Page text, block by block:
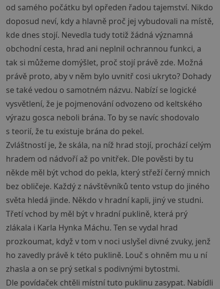
od samého počátku byl opředen řadou tajemství. Nikdo
doposud neví, kdy a hlavně proč jej vybudovali na místě,
kde dnes stojí. Nevedla tudy totiž žádná významná
obchodní cesta, hrad ani neplnil ochrannou funkci, a
tak si můžeme domýšlet, proč stojí právě zde. Možná
právě proto, aby v něm bylo uvnitř cosi ukryto? Dohady
se také vedou o samotném názvu. Nabízí se logické
vysvětlení, že je pojmenování odvozeno od keltského
výrazu gosca neboli brána. To by se navíc shodovalo
s teorií, že tu existuje brána do pekel.
Zvláštností je, že skála, na níž hrad stojí, prochází celým
hradem od nádvoří až po vnitřek. Dle pověsti by tu
někde měl být vchod do pekla, který střeží černý mnich
bez obličeje. Každý z návštěvníků tento vstup do jiného
světa hledá jinde. Někdo v hradní kapli, jiný ve studni.
Třetí vchod by měl být v hradní puklině, která prý
zlákala i Karla Hynka Máchu. Ten se vydal hrad
prozkoumat, když v tom v noci uslyšel divné zvuky, jenž
ho zavedly právě k této puklině. Louč s ohněm mu u ní
zhasla a on se prý setkal s podivnými bytostmi.
Dle povídaček chtěli místní tuto puklinu zasypat. Nabídli